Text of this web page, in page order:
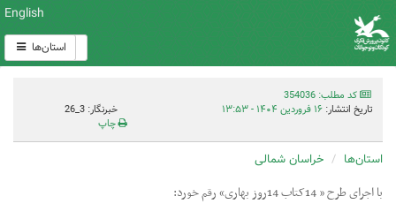
English
استان‌ها
کد مطلب: 354036
تاریخ انتشار: ۱۶ فروردین ۱۴۰۴ - ۱۳:۵۳
خبرنگار: 3_26
چاپ
استان‌ها خراسان شمالی
با اجرای طرح « 14کتاب 14روز بهاری» رقم خورد: